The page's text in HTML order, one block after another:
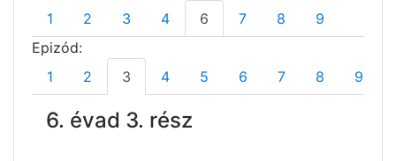
1
2 3 4 6 7 8
9
Epizód:
1
2 3 4 5 6 7 8 9
6. évad 3. rész